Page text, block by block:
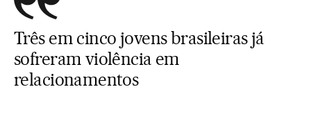
Três em cinco jovens brasileiras já
sofreram violência em
relacionamentos